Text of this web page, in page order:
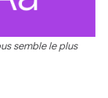
semble le plus